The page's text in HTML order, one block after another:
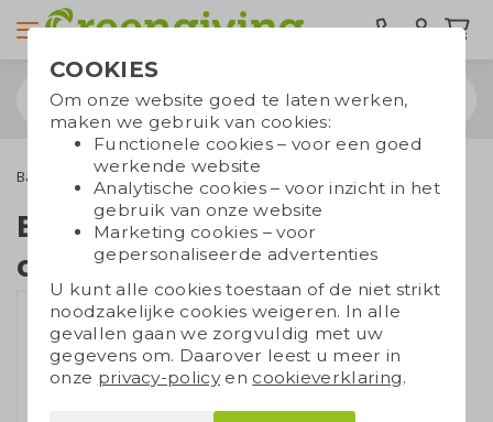
Balpennen Bamboe pennen Balpen gekleurde details
Balpen gekleurde
details
COOKIES
Om onze website goed te laten werken,
maken we gebruik van cookies:
Functionele cookies – voor een goed
werkende website
Analytische cookies – voor inzicht in het
gebruik van onze website
Marketing cookies – voor
gepersonaliseerde advertenties
U kunt alle cookies toestaan of de niet strikt
noodzakelijke cookies weigeren. In alle
gevallen gaan we zorgvuldig met uw
gegevens om. Daarover leest u meer in
onze privacy-policyen cookieverklaring.